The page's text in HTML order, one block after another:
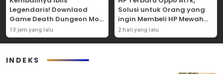
Legendaris! Downlaod
Game Death Dungeon Mod
APK Dan Mainkan
Sekarang Juga!
13 jam yang lalu
Solusi untuk Orang yang
ingin Membeli HP Mewah
Tapi Murah!
2 hari yang lalu
INDEKS